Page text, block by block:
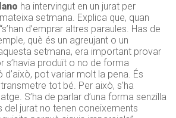
ha intervingut en un jurat per
setmana. Explica que, quan
d’emprar altres paraules. Has de
què és un agreujant o un
setmana, era important provar
s’havia produït o no de forma
d’això, pot variar molt la pena. És
tot bé. Per això, s’ha
S’ha de parlar d’una forma senzilla
del jurat no tenen coneixements